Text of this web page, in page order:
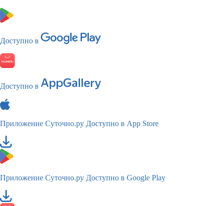
Доступно в
Доступно в
Приложение Суточно.ру Доступно в App Store
Приложение Суточно.ру Доступно в Google Play